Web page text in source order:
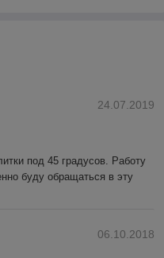
24.07.2019
под 45 градусов. Работу
буду обращаться в эту
06.10.2018